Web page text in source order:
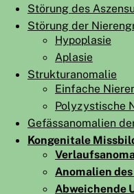
Störung des
Störung der
Hypoplasie
Aplasie
Strukturanomalie
Einfache
Polyzystische
Gefässanomalien
Kongenitale
Anomalien
Abweichende